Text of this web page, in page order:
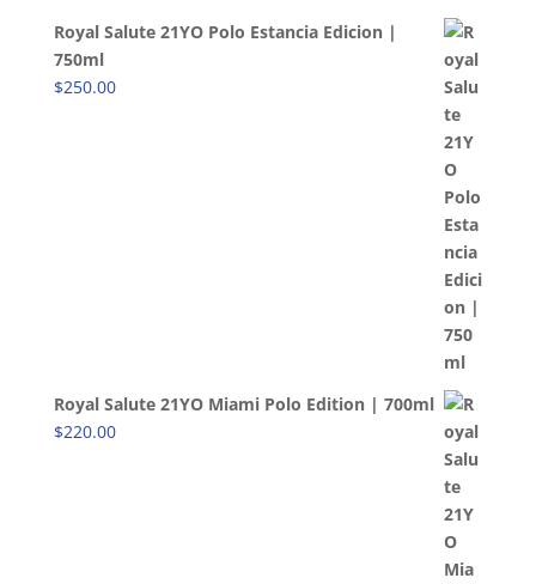
Royal Salute 21YO Polo Estancia Edicion |
750ml
$250.00
Royal Salute 21YO Miami Polo Edition | 700ml
$220.00